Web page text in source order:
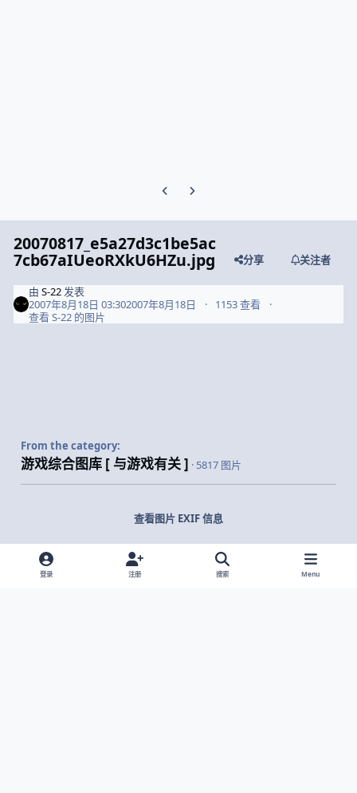
Previous carousel slide
Next carousel slide
20070817_e5a27d3c1be5ac
7cb67aIUeoRXkU6HZu.jpg 分享 关注者
由S-22 发表
2007年8月18日 03:302007年8月18日
1153 查看
查看 S-22 的图片
From the category:
游戏综合图库 [ 与游戏有关 ] · 5817 图片
查看图片 EXIF 信息
登录 注册 搜索 Menu